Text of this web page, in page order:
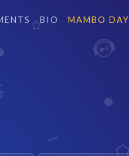
BIO MAMBO DAY